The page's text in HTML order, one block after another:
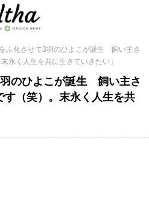
をふ化させて3羽のひよこが誕生 飼い主さ
永く人生を共に生きていきたい」
のひよこが誕生 飼い主さ
す（笑）。末永く人生を共